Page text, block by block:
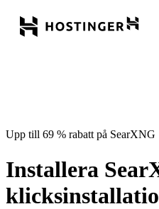
Upp till 69 % rabatt på SearXNG
Installera